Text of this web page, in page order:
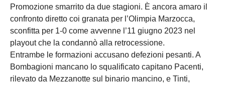
Promozione smarrito da due stagioni. È ancora amaro il
confronto diretto coi granata per l’Olimpia Marzocca,
sconfitta per 1-0 come avvenne l’11 giugno 2023 nel
playout che la condannò alla retrocessione.
Entrambe le formazioni accusano defezioni pesanti. A
Bombagioni mancano lo squalificato capitano Pacenti,
rilevato da Mezzanotte sul binario mancino, e Tinti,